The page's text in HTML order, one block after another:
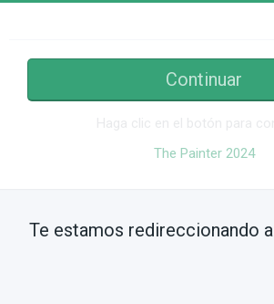
Continuar
The Painter 2024
Te estamos redireccionando a